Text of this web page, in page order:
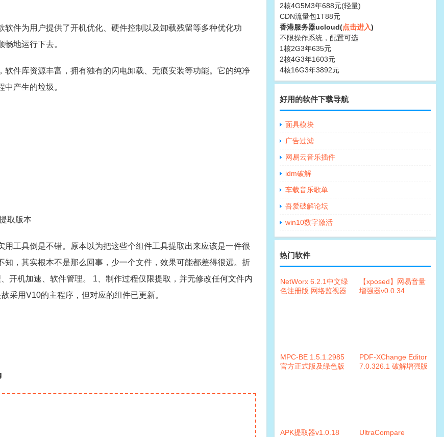
件为用户提供了开机优化、硬件控制以及卸载残留等多种优化功
地运行下去。
件库资源丰富，拥有独有的闪电卸载、无痕安装等功能。它的纯净
产生的垃圾。
取版本
工具倒是不错。原本以为把这些个组件工具提取出来应该是一件很
，其实根本不是那么回事，少一个文件，效果可能都差得很远。折
开机加速、软件管理。 1、制作过程仅限提取，并无修改任何文件内
采用V10的主程序，但对应的组件已更新。
2核4G5M3年688元(轻量)
CDN流量包1T88元
香港服务器ucloud(点击进入)
不限操作系统，配置可选
1核2G3年635元
2核4G3年1603元
4核16G3年3892元
好用的软件下载导航
面具模块
广告过滤
网易云音乐插件
idm破解
车载音乐歌单
吾爱破解论坛
win10数字激活
热门软件
NetWorx 6.2.1中文绿
色注册版 网络监视器
【xposed】网易音量
增强器v0.0.34
MPC-BE 1.5.1.2985
官方正式版及绿色版
PDF-XChange Editor
7.0.326.1 破解增强版
APK提取器v1.0.18
UltraCompare